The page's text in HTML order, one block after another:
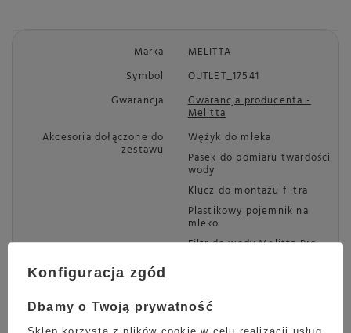
Marka
MELITTA
Symbol
OUTLET_17541
Gwarancja
Gwarancja producenta -
Melitta
Akcesoria dołączone do
zestawu
Wężyk do mleka
Pasek do pomiaru twardości
wody
Klucz do montażu filtra
Plastikowy pojemnik na
mleko
Filtr do wody Melitta Pro
Maksymalna wysokość
Połączenie z telefonem
Konfiguracja zgód
Dbamy o Twoją prywatność